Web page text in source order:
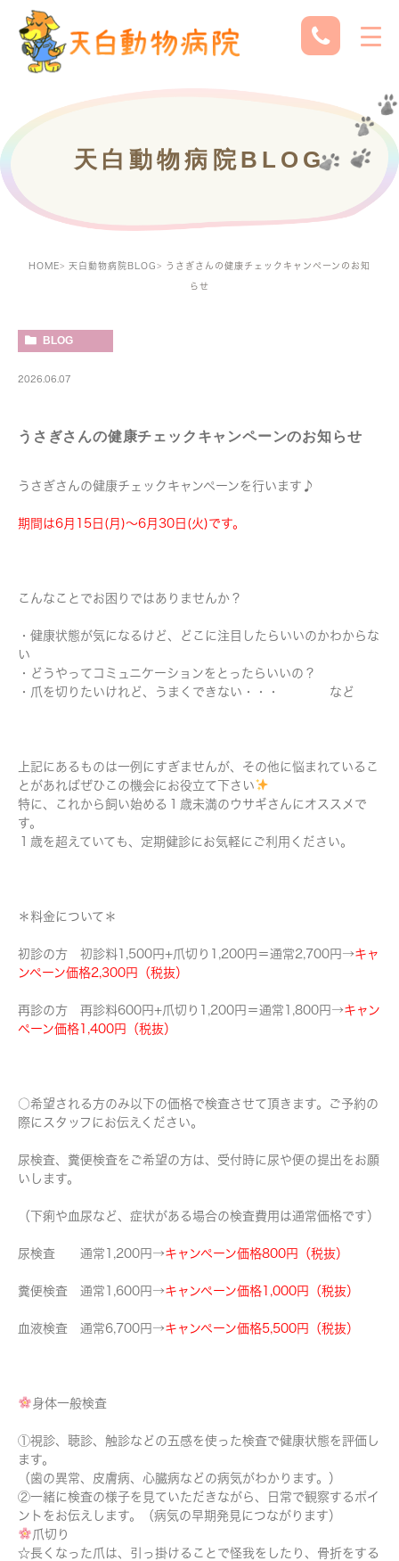
天白動物病院BLOG
HOME 天白動物病院BLOG うさぎさんの健康チェックキャンペーンのお知
らせ
BLOG
2026.06.07
うさぎさんの健康チェックキャンペーンのお知らせ
うさぎさんの健康チェックキャンペーンを行います♪
期間は6月15日(月)〜6月30日(火)です。
こんなことでお困りではありませんか？
・健康状態が気になるけど、どこに注目したらいいのかわからな
い
・どうやってコミュニケーションをとったらいいの？
・爪を切りたいけれど、うまくできない・・・ など
上記にあるものは一例にすぎませんが、その他に悩まれているこ
とがあればぜひこの機会にお役立て下さい
特に、これから飼い始める１歳未満のウサギさんにオススメで
す。
１歳を超えていても、定期健診にお気軽にご利用ください。
＊料金について＊
初診の方 初診料1,500円+爪切り1,200円＝通常2,700円→キャ
ンペーン価格2,300円（税抜）
再診の方 再診料600円+爪切り1,200円＝通常1,800円→キャン
ペーン価格1,400円（税抜）
○希望される方のみ以下の価格で検査させて頂きます。ご予約の
際にスタッフにお伝えください。
尿検査、糞便検査をご希望の方は、受付時に尿や便の提出をお願
いします。
（下痢や血尿など、症状がある場合の検査費用は通常価格です）
尿検査 通常1,200円→キャンペーン価格800円（税抜）
糞便検査 通常1,600円→キャンペーン価格1,000円（税抜）
血液検査 通常6,700円→キャンペーン価格5,500円（税抜）
身体一般検査
①視診、聴診、触診などの五感を使った検査で健康状態を評価し
ます。
（歯の異常、皮膚病、心臓病などの病気がわかります。）
②一緒に検査の様子を見ていただきながら、日常で観察するポイ
ントをお伝えします。（病気の早期発見につながります）
爪切り
☆長くなった爪は、引っ掛けることで怪我をしたり、骨折をする